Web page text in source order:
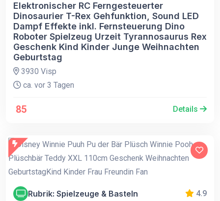
Elektronischer RC Ferngesteuerter
Dinosaurier T-Rex Gehfunktion, Sound LED
Dampf Effekte inkl. Fernsteuerung Dino
Roboter Spielzeug Urzeit Tyrannosaurus Rex
Geschenk Kind Kinder Junge Weihnachten
Geburtstag
3930 Visp
ca. vor 3 Tagen
85 Details
Rubrik: Spielzeuge & Basteln 4.9